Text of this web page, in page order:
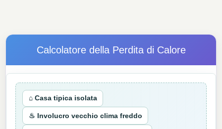
Calcolatore della Perdita di Calore
⌂ Casa tipica isolata
♨ Involucro vecchio clima freddo